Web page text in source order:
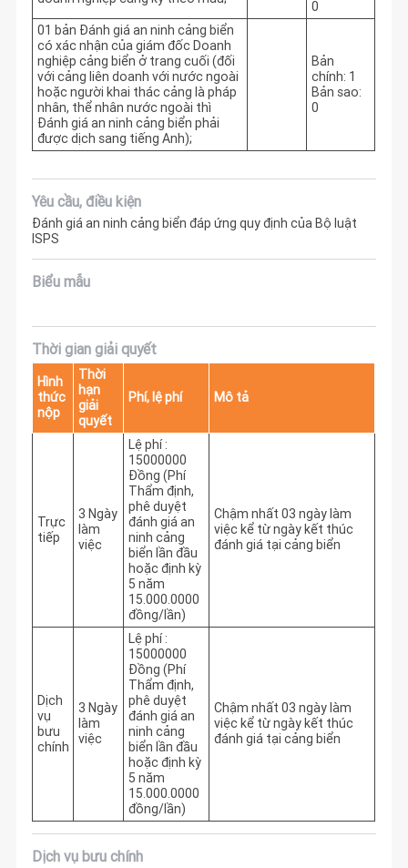
0
01 bản Đánh giá an ninh cảng biển
có xác nhận của giám đốc Doanh
nghiệp cảng biển ở trang cuối (đối
với cảng liên doanh với nước ngoài
hoặc người khai thác cảng là pháp
nhân, thể nhân nước ngoài thì
Đánh giá an ninh cảng biển phải
được dịch sang tiếng Anh);
Bản
chính: 1
Bản sao:
0
Yêu cầu, điều kiện
Đánh giá an ninh cảng biển đáp ứng quy định của Bộ luật
ISPS
Biểu mẫu
Thời gian giải quyết
Hình
thức
nộp
Thời
hạn
giải
quyết
Phí, lệ phí Mô tả
Trực
tiếp
3 Ngày
làm
việc
Lệ phí :
15000000
Đồng (Phí
Thẩm định,
phê duyệt
đánh giá an
ninh cảng
biển lần đầu
hoặc định kỳ
5 năm
15.000.0000
đồng/lần)
Chậm nhất 03 ngày làm
việc kể từ ngày kết thúc
đánh giá tại cảng biển
Dịch
vụ
bưu
chính
3 Ngày
làm
việc
Lệ phí :
15000000
Đồng (Phí
Thẩm định,
phê duyệt
đánh giá an
ninh cảng
biển lần đầu
hoặc định kỳ
5 năm
15.000.0000
đồng/lần)
Chậm nhất 03 ngày làm
việc kể từ ngày kết thúc
đánh giá tại cảng biển
Dịch vụ bưu chính